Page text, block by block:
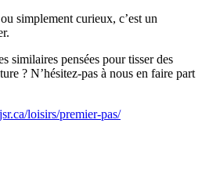
simplement curieux, c’est un
similaires pensées pour tisser des
? N’hésitez-pas à nous en faire part
loisirs/premier-pas/